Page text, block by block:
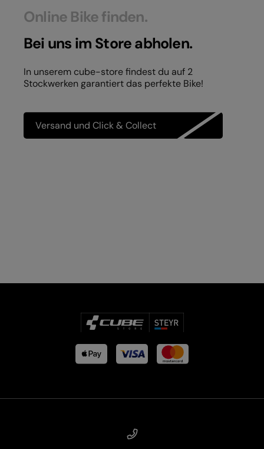
Online Bike finden.
Bei uns im Store abholen.
In unserem cube-store findest du auf 2
Stockwerken garantiert das perfekte Bike!
Versand und Click & Collect